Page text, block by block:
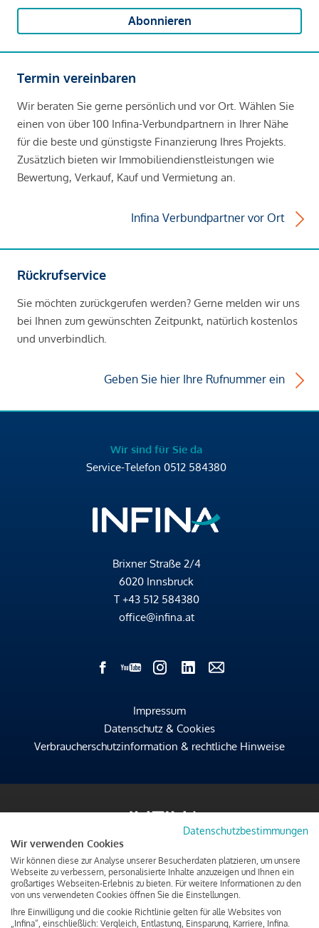
Abonnieren
Termin vereinbaren
Wir beraten Sie gerne persönlich und vor Ort. Wählen Sie
einen von über 100 Infina-Verbundpartnern in Ihrer Nähe
für die beste und günstigste Finanzierung Ihres Projekts.
Zusätzlich bieten wir Immobiliendienstleistungen wie
Bewertung, Verkauf, Kauf und Vermietung an.
Infina Verbundpartner vor Ort
Rückrufservice
Sie möchten zurückgerufen werden? Gerne melden wir uns
bei Ihnen zum gewünschten Zeitpunkt, natürlich kostenlos
und unverbindlich.
Geben Sie hier Ihre Rufnummer ein
Wir sind für Sie da
Service-Telefon 0512 584380
Brixner Straße 2/4
6020 Innsbruck
T +43 512 584380
office@infina.at
Impressum
Datenschutz & Cookies
Verbraucherschutzinformation & rechtliche Hinweise
Datenschutzbestimmungen
Wir verwenden Cookies
Wir können diese zur Analyse unserer Besucherdaten platzieren, um unsere
Webseite zu verbessern, personalisierte Inhalte anzuzeigen und Ihnen ein
großartiges Webseiten-Erlebnis zu bieten. Für weitere Informationen zu den
von uns verwendeten Cookies öffnen Sie die Einstellungen.
Ihre Einwilligung und die cookie Richtlinie gelten für alle Websites von
„Infina“, einschließlich: Vergleich, Entlastung, Einsparung, Karriere, Infina.